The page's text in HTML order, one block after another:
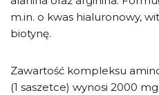
m.in. o kwas hialuronowy,
biotynę.
Zawartość kompleksu
(1 saszetce) wynosi 2000